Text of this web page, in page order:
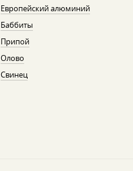
Европейский алюминий
Баббиты
Припой
Олово
Свинец